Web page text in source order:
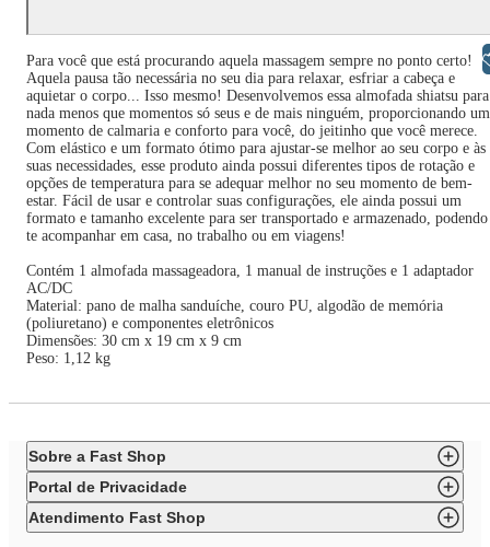
Para você que está procurando aquela massagem sempre no ponto certo!
Aquela pausa tão necessária no seu dia para relaxar, esfriar a cabeça e
aquietar o corpo... Isso mesmo! Desenvolvemos essa almofada shiatsu para
nada menos que momentos só seus e de mais ninguém, proporcionando um
momento de calmaria e conforto para você, do jeitinho que você merece.
Com elástico e um formato ótimo para ajustar-se melhor ao seu corpo e às
suas necessidades, esse produto ainda possui diferentes tipos de rotação e
opções de temperatura para se adequar melhor no seu momento de bem-
estar. Fácil de usar e controlar suas configurações, ele ainda possui um
formato e tamanho excelente para ser transportado e armazenado, podendo
te acompanhar em casa, no trabalho ou em viagens!
Contém 1 almofada massageadora, 1 manual de instruções e 1 adaptador
AC/DC
Material: pano de malha sanduíche, couro PU, algodão de memória
(poliuretano) e componentes eletrônicos
Dimensões: 30 cm x 19 cm x 9 cm
Peso: 1,12 kg
Sobre a Fast Shop
Portal de Privacidade
Atendimento Fast Shop
Libras